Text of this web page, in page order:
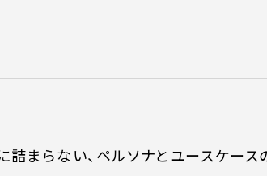
まらない、ペルソナとユースケース